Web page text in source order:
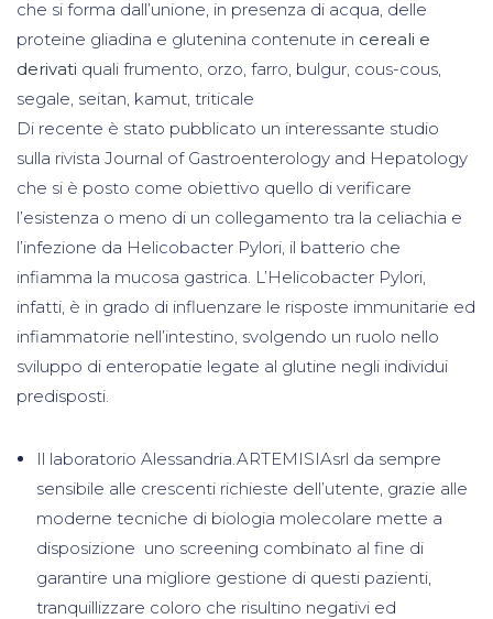
che si forma dall’unione, in presenza di acqua, delle
proteine gliadina e glutenina contenute in cereali e
derivati quali frumento, orzo, farro, bulgur, cous-cous,
segale, seitan, kamut, triticale
Di recente è stato pubblicato un interessante studio
sulla rivista Journal of Gastroenterology and Hepatology
che si è posto come obiettivo quello di verificare
l’esistenza o meno di un collegamento tra la celiachia e
l’infezione da Helicobacter Pylori, il batterio che
infiamma la mucosa gastrica. L’Helicobacter Pylori,
infatti, è in grado di influenzare le risposte immunitarie ed
infiammatorie nell’intestino, svolgendo un ruolo nello
sviluppo di enteropatie legate al glutine negli individui
predisposti.
Il laboratorio Alessandria.ARTEMISIAsrl da sempre
sensibile alle crescenti richieste dell’utente, grazie alle
moderne tecniche di biologia molecolare mette a
disposizione uno screening combinato al fine di
garantire una migliore gestione di questi pazienti,
tranquillizzare coloro che risultino negativi ed